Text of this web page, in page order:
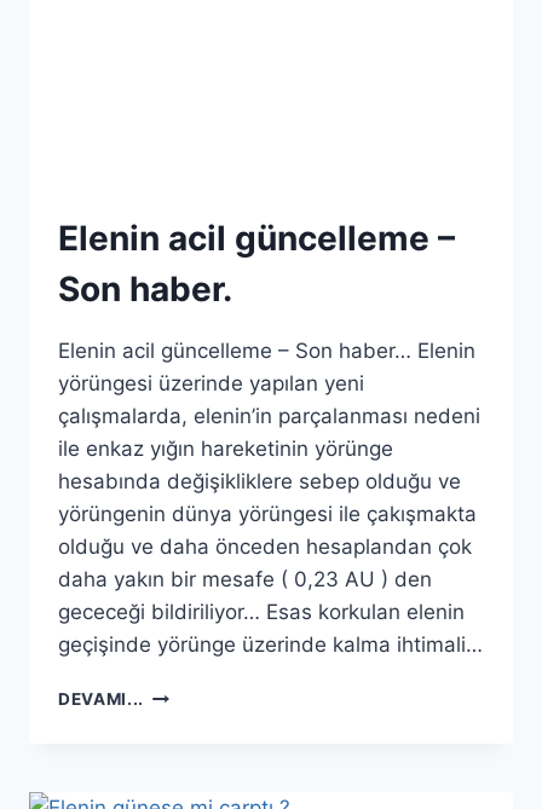
Elenin acil güncelleme –
Son haber.
Elenin acil güncelleme – Son haber… Elenin
yörüngesi üzerinde yapılan yeni
çalışmalarda, elenin’in parçalanması nedeni
ile enkaz yığın hareketinin yörünge
hesabında değişikliklere sebep olduğu ve
yörüngenin dünya yörüngesi ile çakışmakta
olduğu ve daha önceden hesaplandan çok
daha yakın bir mesafe ( 0,23 AU ) den
gececeği bildiriliyor… Esas korkulan elenin
geçişinde yörünge üzerinde kalma ihtimali…
DEVAMI... ELENIN